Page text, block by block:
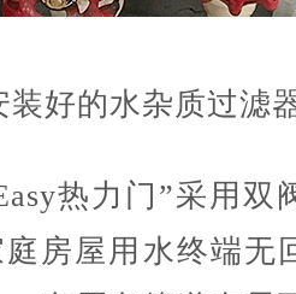
装好的水杂质过滤
热力门”采用双
房屋用水终端无